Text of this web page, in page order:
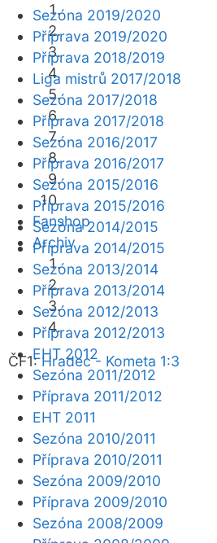
Fanshop
Archiv
ČF1:Hradec - Kometa 1:3
Sezóna 2019/2020
Příprava 2019/2020
Příprava 2018/2019
Liga mistrů 2017/2018
Sezóna 2017/2018
Příprava 2017/2018
Sezóna 2016/2017
Příprava 2016/2017
Sezóna 2015/2016
Příprava 2015/2016
Sezóna 2014/2015
Příprava 2014/2015
Sezóna 2013/2014
Příprava 2013/2014
Sezóna 2012/2013
Příprava 2012/2013
EHT 2012
Sezóna 2011/2012
Příprava 2011/2012
EHT 2011
Sezóna 2010/2011
Příprava 2010/2011
Sezóna 2009/2010
Příprava 2009/2010
Sezóna 2008/2009